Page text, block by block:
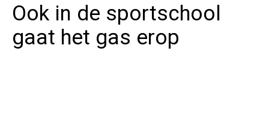
Ook in de sportschool
gaat het gas erop